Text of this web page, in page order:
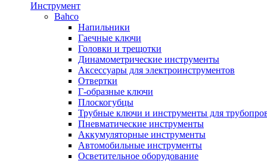
Инструмент
Bahco
Напильники
Гаечные ключи
Головки и трещотки
Динамометрические инструменты
Аксессуары для электроинструментов
Отвертки
Г-образные ключи
Плоскогубцы
Трубные ключи и инструменты для
Пневматические инструменты
Аккумуляторные инструменты
Автомобильные инструменты
Осветительное оборудование